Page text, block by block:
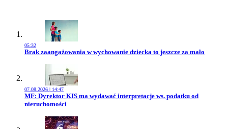
05:32
Przejdź do artykułu:
Brak zaangażowania w wychowanie dziecka to jeszcze za mało
07.08.2026 | 14:47
Przejdź do artykułu:
MF: Dyrektor KIS ma wydawać interpretacje ws. podatku od
nieruchomości